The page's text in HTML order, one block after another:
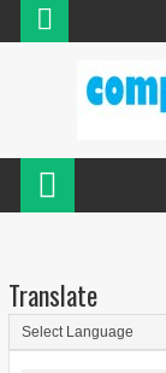
Translate